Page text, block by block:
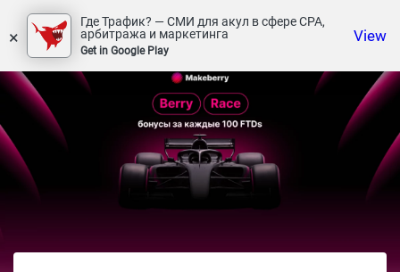
×
Где Трафик? — СМИ для акул в сфере СРА,
арбитража и маркетинга
Get in Google Play
View